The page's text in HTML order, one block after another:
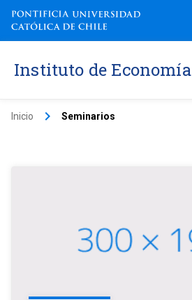
Instituto de Economía
Inicio keyboard_arrow_right Seminarios